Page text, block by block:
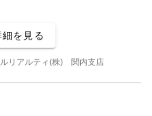
細を見る
リアルティ(株) 関内支店